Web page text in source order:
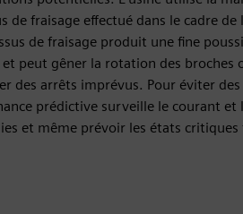
de fraisage effectué dans le cadre
de fraisage produit une fine
peut gêner la rotation des broches
des arrêts imprévus. Pour éviter
prédictive surveille le courant et
et même prévoir les états critiques